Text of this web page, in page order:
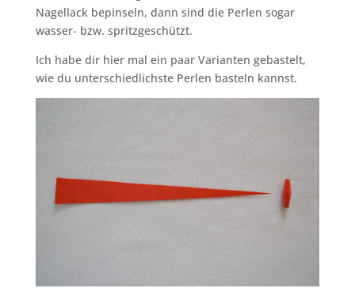
Nagellack bepinseln, dann sind die Perlen sogar
wasser- bzw. spritzgeschützt.
Ich habe dir hier mal ein paar Varianten gebastelt,
wie du unterschiedlichste Perlen basteln kannst.